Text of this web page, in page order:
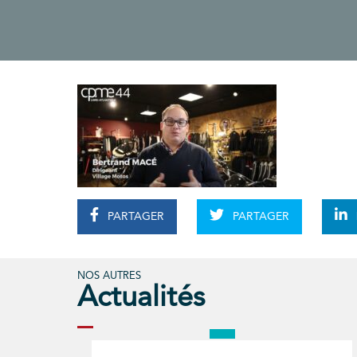
PARTAGER PARTAGER
NOS AUTRES
Actualités